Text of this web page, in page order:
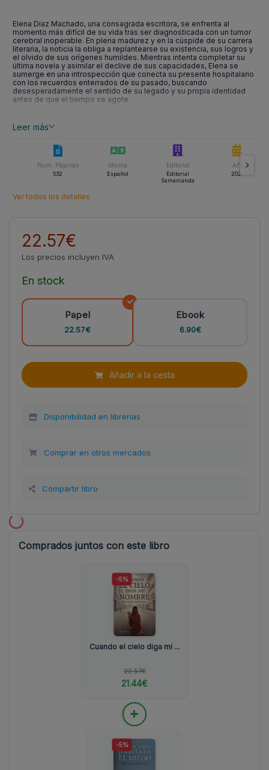
Elena Díaz Machado, una consagrada escritora, se enfrenta al
momento más difícil de su vida tras ser diagnosticada con un tumor
cerebral inoperable. En plena madurez y en la cúspide de su carrera
literaria, la noticia la obliga a replantearse su existencia, sus logros y
el olvido de sus orígenes humildes. Mientras intenta completar su
última novela y asimilar el declive de sus capacidades, Elena se
sumerge en una introspección que conecta su presente hospitalario
con los recuerdos enterrados de su pasado, buscando
desesperadamente el sentido de su legado y su propia identidad
antes de que el tiempo se agote.
Leer más
Num. Páginas
532
Idioma
Español
Editorial
Editorial
Samarcanda
Año
2024
Ver todos los detalles
22.57€
Los precios incluyen IVA
En stock
Papel
22.57€
Ebook
6.90€
Añadir a la cesta
Disponibilidad en librerías
Comprar en otros mercados
Compartir libro
Comprados juntos con este libro
-5%
Cuando el cielo diga mi ...
22.57€
21.44€
+
-5%